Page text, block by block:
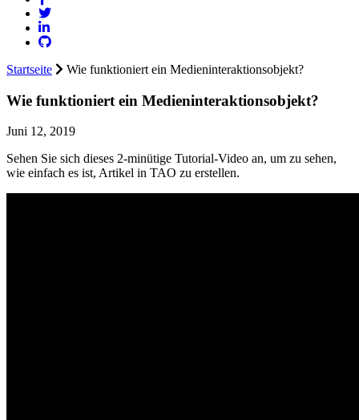
Startseite Wie funktioniert ein Medieninteraktionsobjekt?
Wie funktioniert ein Medieninteraktionsobjekt?
Juni 12, 2019
Sehen Sie sich dieses 2-minütige Tutorial-Video an, um zu sehen,
wie einfach es ist, Artikel in TAO zu erstellen.